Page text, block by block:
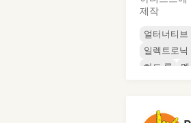
제작
얼터너티브
일렉트로닉
하드 록